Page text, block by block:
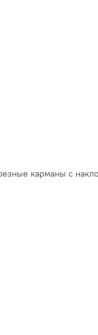
карманы с